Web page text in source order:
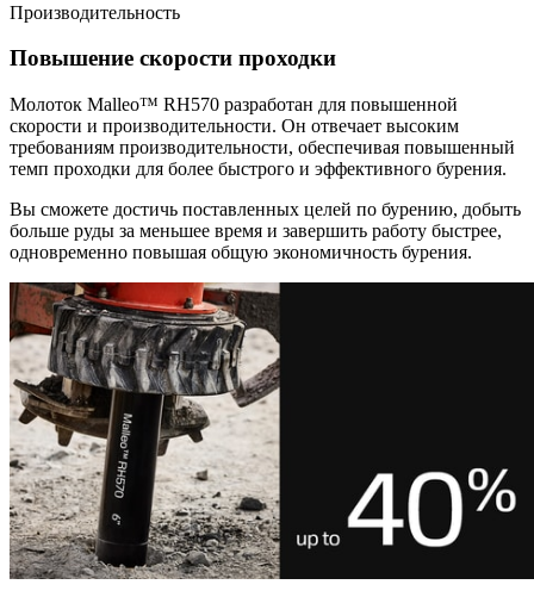
Производительность
Повышение скорости проходки
Молоток Malleo™ RH570 разработан для повышенной
скорости и производительности. Он отвечает высоким
требованиям производительности, обеспечивая повышенный
темп проходки для более быстрого и эффективного бурения.
Вы сможете достичь поставленных целей по бурению, добыть
больше руды за меньшее время и завершить работу быстрее,
одновременно повышая общую экономичность бурения.